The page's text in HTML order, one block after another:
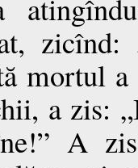
zicînd:
mortul
a zis:
A